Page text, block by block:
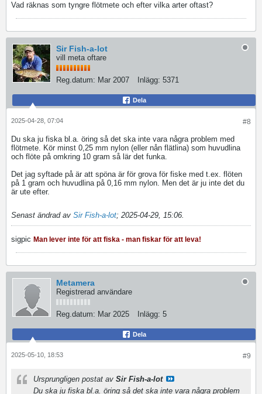
Vad räknas som tyngre flötmete och efter vilka arter oftast?
Sir Fish-a-lot
vill meta oftare
Reg.datum: Mar 2007 Inlägg: 5371
Dela
#8
2025-04-28, 07:04
Du ska ju fiska bl.a. öring så det ska inte vara några problem med
flötmete. Kör minst 0,25 mm nylon (eller nån flätlina) som huvudlina
och flöte på omkring 10 gram så lär det funka.
Det jag syftade på är att spöna är för grova för fiske med t.ex. flöten
på 1 gram och huvudlina på 0,16 mm nylon. Men det är ju inte det du
är ute efter.
Senast ändrad av Sir Fish-a-lot; 2025-04-29, 15:06.
sigpic Man lever inte för att fiska - man fiskar för att leva!
Metamera
Registrerad användare
Reg.datum: Mar 2025 Inlägg: 5
Dela
#9
2025-05-10, 18:53
Ursprungligen postat av Sir Fish-a-lot
Du ska ju fiska bl.a. öring så det ska inte vara några problem